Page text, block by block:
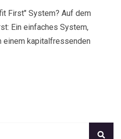
First" System? Auf dem
Ein einfaches System,
einem kapitalfressenden